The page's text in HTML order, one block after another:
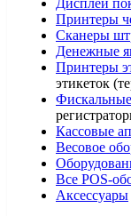
Принтеры
Сканеры
Денежные
Принтеры
этикеток
Кассовые
Весовое
Все POS-
Аксессуары